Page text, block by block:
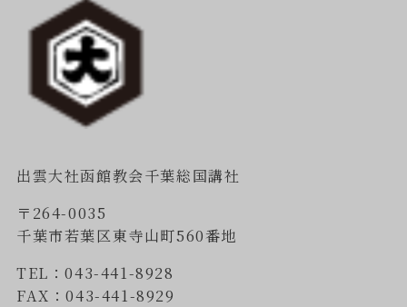
出雲大社函館教会千葉総国講社
〒264-0035
千葉市若葉区東寺山町560番地
TEL：043-441-8928
FAX：043-441-8929